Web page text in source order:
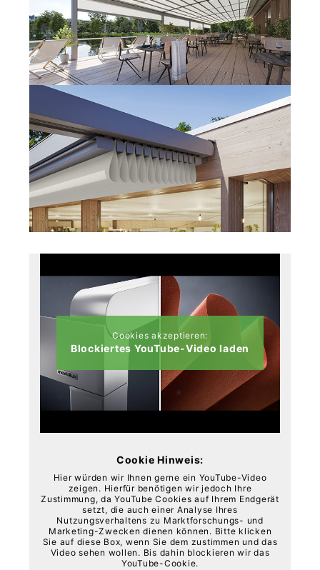
Cookies akzeptieren:
Blockiertes YouTube-Video laden
Cookie Hinweis:
Hier würden wir Ihnen gerne ein YouTube-Video
zeigen. Hierfür benötigen wir jedoch Ihre
Zustimmung, da YouTube Cookies auf Ihrem Endgerät
setzt, die auch einer Analyse Ihres
Nutzungsverhaltens zu Marktforschungs- und
Marketing-Zwecken dienen können. Bitte klicken
Sie auf diese Box, wenn Sie dem zustimmen und das
Video sehen wollen. Bis dahin blockieren wir das
YouTube-Cookie.